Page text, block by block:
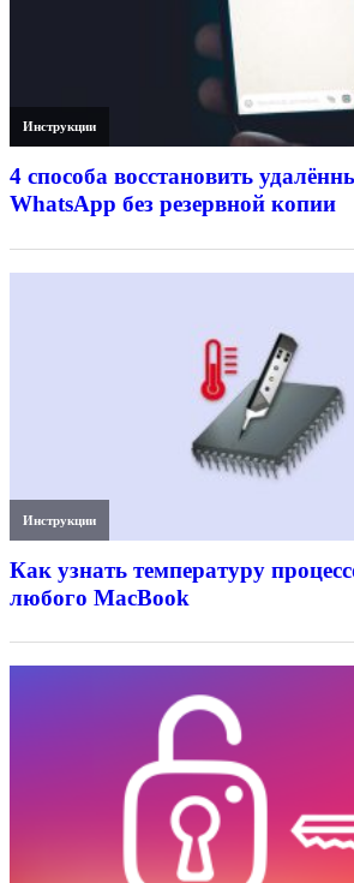
Инструкции
4 способа восстановить
WhatsApp без резервной копии
Инструкции
Как узнать температуру
любого MacBook